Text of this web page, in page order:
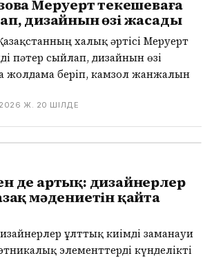
Меруерт Өтекешеваға
дизайнын өзі жасады
халық әртісі Меруерт
пәтер сыйлап, дизайнын өзі
жолдама беріп, камзол жанжалын
2026 Ж. 20 ШІЛДЕ
де артық: дизайнерлер
мәдениетін қайта
ұлттық киімді заманауи
элементтерді күнделікті